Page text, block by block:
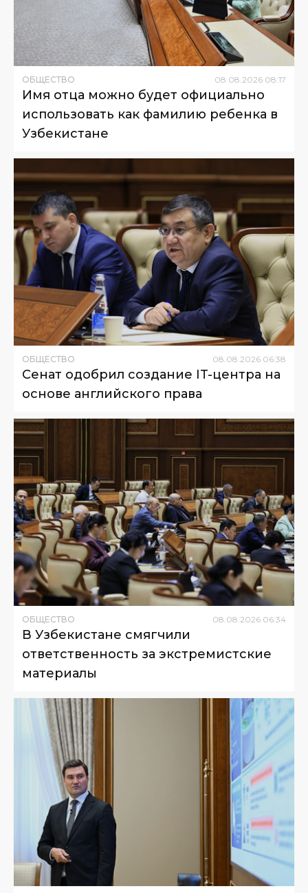
ОБЩЕСТВО 08 08 2026 08:17
Имя отца можно будет официально
использовать как фамилию ребенка в
Узбекистане
ОБЩЕСТВО 08.08.2026 06:38
Сенат одобрил создание IT-центра на
основе английского права
ОБЩЕСТВО 08.08.2026 06:34
В Узбекистане смягчили
ответственность за экстремистские
материалы